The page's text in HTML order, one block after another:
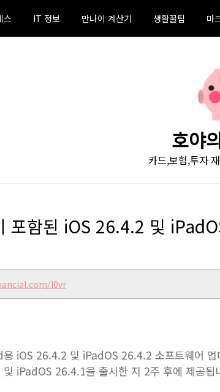
스 IT 정보 만나이 계산기 생활꿀팁 마
호야
카드,보험,투자
포함된 iOS 26.4.2 및
l0vr
iOS 26.4.2 및 iPadOS 26.4.2 소프트웨어 업
iPadOS 26.4.1을 출시한 지 2주 후에 제공됩